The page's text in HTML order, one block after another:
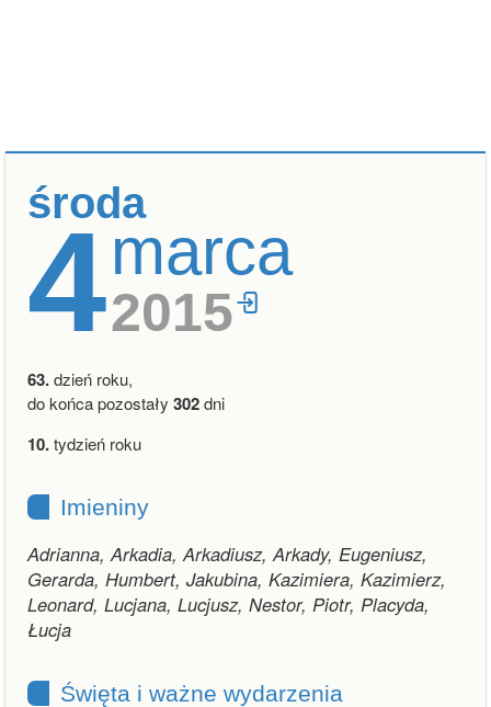
środa
4marca
2015
63.dzień roku,
do końca pozostały 302dni
10.tydzień roku
Imieniny
Adrianna, Arkadia, Arkadiusz, Arkady, Eugeniusz,
Gerarda, Humbert, Jakubina, Kazimiera, Kazimierz,
Leonard, Lucjana, Lucjusz, Nestor, Piotr, Placyda,
Łucja
Święta i ważne wydarzenia